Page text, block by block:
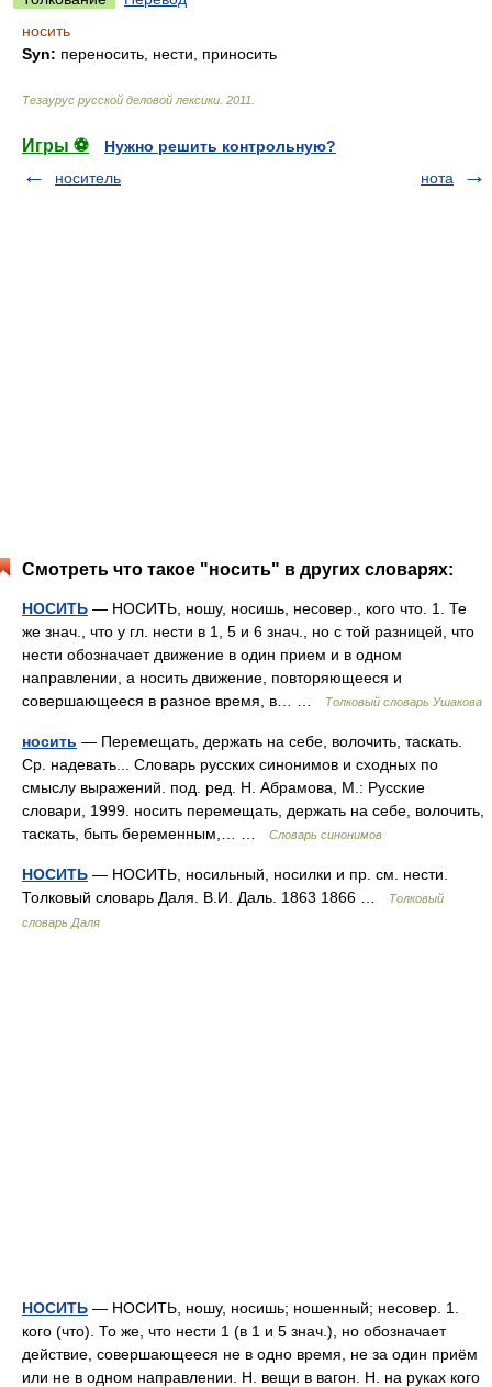
носить
Syn: переносить, нести, приносить
Тезаурус русской деловой лексики 2011
Игры ⚽
Нужно решить контрольную?
носитель
нота
Смотреть что такое "носить" в других словарях:
НОСИТЬ — НОСИТЬ, ношу, носишь, несовер., кого что. 1. Те
же знач., что у гл. нести в 1, 5 и 6 знач., но с той разницей, что
нести обозначает движение в один прием и в одном
направлении, а носить движение, повторяющееся и
совершающееся в разное время, в… …
Толковый словарь Ушакова
носить — Перемещать, держать на себе, волочить, таскать.
Ср. надевать... Словарь русских синонимов и сходных по
смыслу выражений. под. ред. Н. Абрамова, М.: Русские
словари, 1999. носить перемещать, держать на себе, волочить,
таскать, быть беременным,… …
Словарь синонимов
НОСИТЬ — НОСИТЬ, носильный, носилки и пр. см. нести.
Толковый словарь Даля. В.И. Даль. 1863 1866 …
Толковый
словарь Даля
НОСИТЬ — НОСИТЬ, ношу, носишь; ношенный; несовер. 1.
кого (что). То же, что нести 1 (в 1 и 5 знач.), но обозначает
действие, совершающееся не в одно время, не за один приём
или не в одном направлении. Н. вещи в вагон. Н. на руках кого